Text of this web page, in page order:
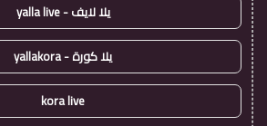
يلا لايف - yalla live
يلا كورة - yallakora
kora live